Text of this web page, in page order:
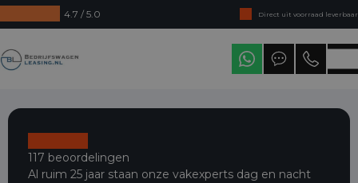
4.7 / 5.0
Direct uit voorraad leverbaar
Levering in heel Nederland
117 beoordelingen
Al ruim 25 jaar staan onze vakexperts dag en nacht